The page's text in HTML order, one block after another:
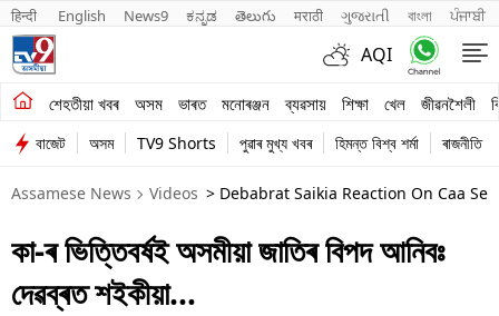
हिन्दी English News9 ಕನ್ನಡ తెలుగు मराठी ગુજરાતી বাংলা ਪੰਜਾਬੀ
AQI
শেহতীয়া খবৰ অসম ভাৰত মনোৰঞ্জন ব্যৱসায় শিক্ষা খেল জীৱনশৈলী
শেহতীয়া খবৰ
অসম
ভাৰত
মনোৰঞ্জন
ব্যৱসায়
বাজেট অসম TV9 Shorts পুৱাৰ মুখ্য খবৰ হিমন্ত বিশ্ব শৰ্মা ৰাজনীতি
Assamese News Videos > Debabrat Saikia Reaction On Caa
কা-ৰ ভিত্তিবৰ্ষই অসমীয়া জাতিৰ বিপদ আনিবঃ
দেৱব্ৰত শইকীয়া…